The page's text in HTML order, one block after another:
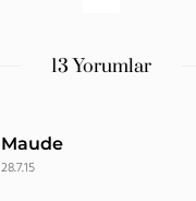
13 Yorumlar
Maude
28.7.15